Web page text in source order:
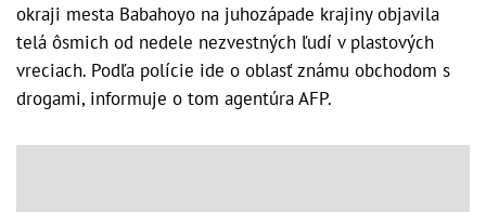
okraji mesta Babahoyo na juhozápade krajiny objavila
telá ôsmich od nedele nezvestných ľudí v plastových
vreciach. Podľa polície ide o oblasť známu obchodom s
drogami, informuje o tom agentúra AFP.